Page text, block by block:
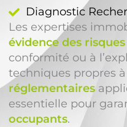
Diagnostic
Les expertises
évidence des
conformité ou à
techniques propres
réglementaires
essentielle pour
occupants.